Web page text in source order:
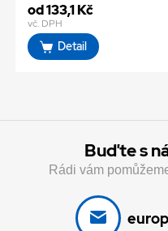
od 133,1 Kč
vč. DPH
Detail
Buďte s
Rádi vám